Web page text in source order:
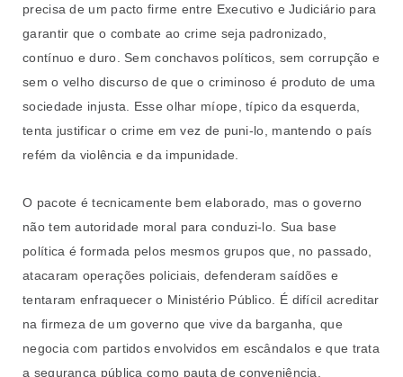
precisa de um pacto firme entre Executivo e Judiciário para
garantir que o combate ao crime seja padronizado,
contínuo e duro. Sem conchavos políticos, sem corrupção e
sem o velho discurso de que o criminoso é produto de uma
sociedade injusta. Esse olhar míope, típico da esquerda,
tenta justificar o crime em vez de puni-lo, mantendo o país
refém da violência e da impunidade.
O pacote é tecnicamente bem elaborado, mas o governo
não tem autoridade moral para conduzi-lo. Sua base
política é formada pelos mesmos grupos que, no passado,
atacaram operações policiais, defenderam saídões e
tentaram enfraquecer o Ministério Público. É difícil acreditar
na firmeza de um governo que vive da barganha, que
negocia com partidos envolvidos em escândalos e que trata
a segurança pública como pauta de conveniência.